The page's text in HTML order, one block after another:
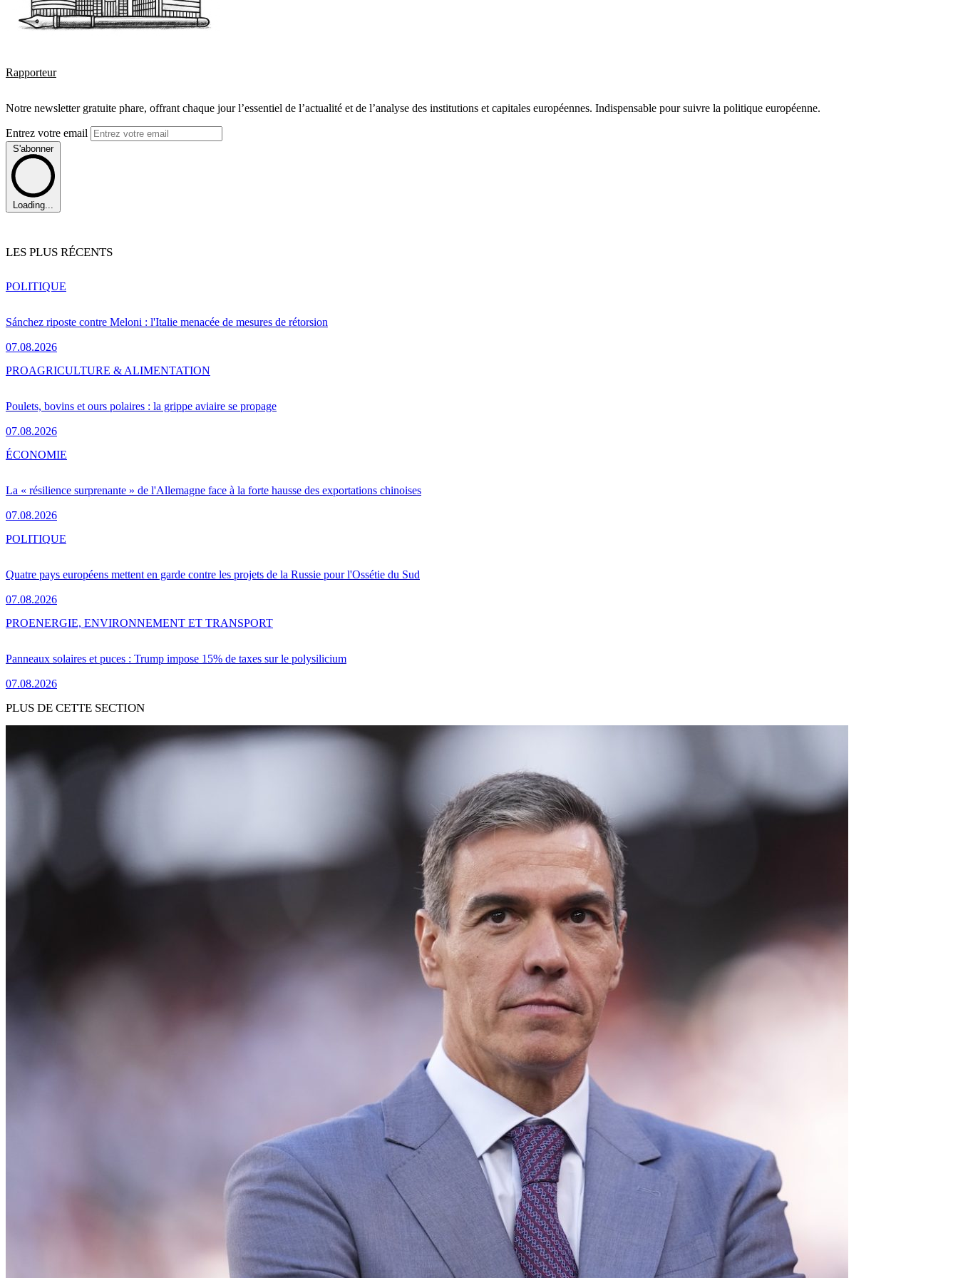
Rapporteur
Notre newsletter gratuite phare, offrant chaque jour l’essentiel de l’actualité et de l’analyse des institutions et capitales européennes. Indispensable pour suivre la politique européenne.
Entrez votre email
S'abonner
Loading...
LES PLUS RÉCENTS
Sánchez riposte contre Meloni : l'Italie menacée de mesures de rétorsion
07.08.2026
POLITIQUE
Poulets, bovins et ours polaires : la grippe aviaire se propage
07.08.2026
PROAGRICULTURE & ALIMENTATION
La « résilience surprenante » de l'Allemagne face à la forte hausse des exportations chinoises
07.08.2026
ÉCONOMIE
Quatre pays européens mettent en garde contre les projets de la Russie pour l'Ossétie du Sud
07.08.2026
POLITIQUE
Panneaux solaires et puces : Trump impose 15% de taxes sur le polysilicium
07.08.2026
PROENERGIE, ENVIRONNEMENT ET TRANSPORT
PLUS DE CETTE SECTION